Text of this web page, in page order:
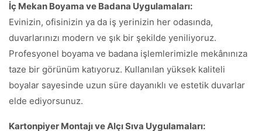
İç Mekan Boyama ve Badana Uygulamaları:
Evinizin, ofisinizin ya da iş yerinizin her odasında,
duvarlarınızı modern ve şık bir şekilde yeniliyoruz.
Profesyonel boyama ve badana işlemlerimizle mekânınıza
taze bir görünüm katıyoruz. Kullanılan yüksek kaliteli
boyalar sayesinde uzun süre dayanıklı ve estetik duvarlar
elde ediyorsunuz.
Kartonpiyer Montajı ve Alçı Sıva Uygulamaları: